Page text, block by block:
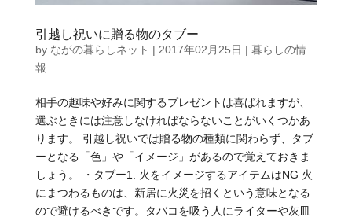
引越し祝いに贈る物のタブー
by ながの暮らしネット | 2017年02月25日 | 暮らしの情
報
相手の趣味や好みに関するプレゼントは喜ばれますが、
選ぶときには注意しなければならないことがいくつかあ
ります。 引越し祝いでは贈る物の種類に関わらず、タブ
ーとなる「色」や「イメージ」があるので覚えておきま
しょう。 ・タブー1. 火をイメージするアイテムはNG 火
にまつわるものは、新居に火災を招くという意味となる
ので避けるべきです。タバコを吸う人にライターや灰皿